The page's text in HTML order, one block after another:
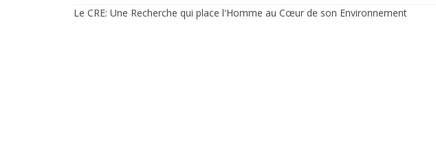
Le CRE: Une Recherche qui place l'Homme au Cœur de son Environnement